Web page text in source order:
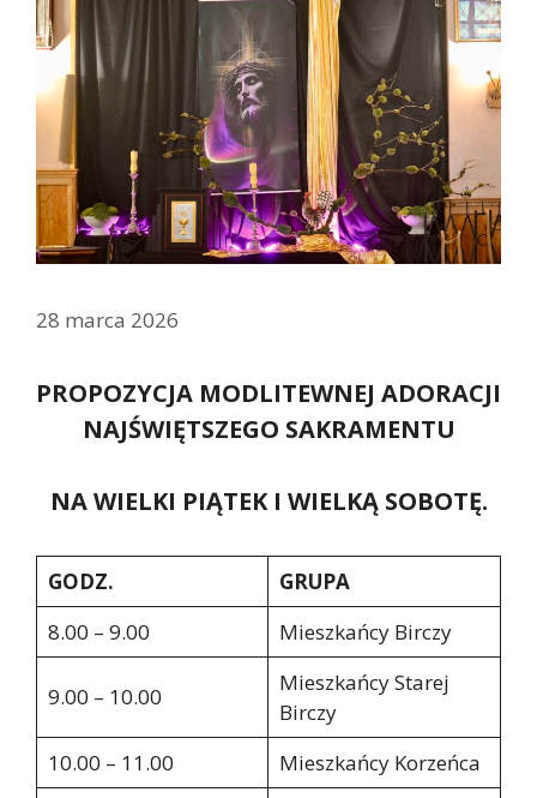
28 marca 2026
PROPOZYCJA MODLITEWNEJ ADORACJI
NAJŚWIĘTSZEGO SAKRAMENTU
NA WIELKI PIĄTEK I WIELKĄ SOBOTĘ.
GODZ.
GRUPA
8.00 – 9.00
Mieszkańcy Birczy
9.00 – 10.00
Mieszkańcy Starej
Birczy
10.00 – 11.00
Mieszkańcy Korzeńca